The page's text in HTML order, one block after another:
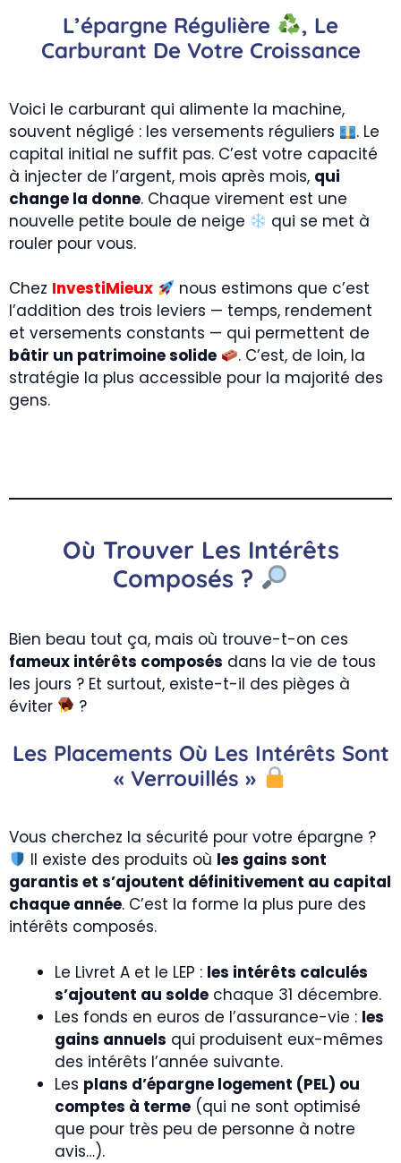
L’épargne Régulière
, Le
Carburant De Votre Croissance
Voici le carburant qui alimente la machine,
souvent négligé : les versements réguliers
. Le
capital initial ne suffit pas. C’est votre capacité
à injecter de l’argent, mois après mois, qui
change la donne. Chaque virement est une
nouvelle petite boule de neige
qui se met à
rouler pour vous.
Chez InvestiMieux
nous estimons que c’est
l’addition des trois leviers — temps, rendement
et versements constants — qui permettent de
bâtir un patrimoine solide
. C’est, de loin, la
stratégie la plus accessible pour la majorité des
gens.
Où Trouver Les Intérêts
Composés ?
Bien beau tout ça, mais où trouve-t-on ces
fameux intérêts composés dans la vie de tous
les jours ? Et surtout, existe-t-il des pièges à
éviter
?
Les Placements Où Les Intérêts Sont
« Verrouillés »
Vous cherchez la sécurité pour votre épargne ?
Il existe des produits où les gains sont
garantis et s’ajoutent définitivement au capital
chaque année. C’est la forme la plus pure des
intérêts composés.
Le Livret A et le LEP : les intérêts calculés
s’ajoutent au solde chaque 31 décembre.
Les fonds en euros de l’assurance-vie : les
gains annuels qui produisent eux-mêmes
des intérêts l’année suivante.
Les plans d’épargne logement (PEL) ou
comptes à terme (qui ne sont optimisé
que pour très peu de personne à notre
avis…).